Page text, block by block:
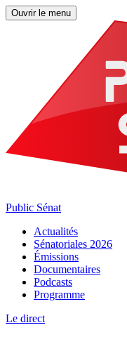
Ouvrir le menu
Public Sénat
Actualités
Sénatoriales 2026
Émissions
Documentaires
Podcasts
Programme
Le direct